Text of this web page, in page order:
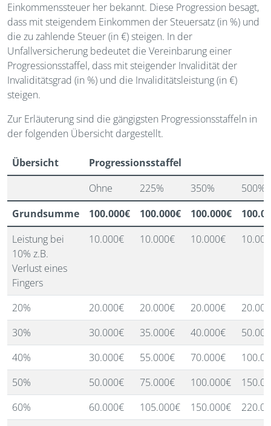
Einkommenssteuer her bekannt. Diese Progression besagt,
dass mit steigendem Einkommen der Steuersatz (in %) und
die zu zahlende Steuer (in €) steigen. In der
Unfallversicherung bedeutet die Vereinbarung einer
Progressionsstaffel, dass mit steigender Invalidität der
Invaliditätsgrad (in %) und die Invaliditätsleistung (in €)
steigen.
Zur Erläuterung sind die gängigsten Progressionsstaffeln in
der folgenden Übersicht dargestellt.
Übersicht
Progressionsstaffel
Ohne
225% 350%
500%
Grundsumme
100.000€ 100.000€ 100.000€
Leistung bei
10% z.B.
Verlust eines
Fingers
10.000€ 10.000€ 10.000€
20% 20.000€ 20.000€ 20.000€
30%
30.000€ 35.000€ 40.000€
40%
30.000€ 55.000€ 70.000€
50%
50.000€ 75.000€ 100.000€
60%
60.000€ 105.000€ 150.000€